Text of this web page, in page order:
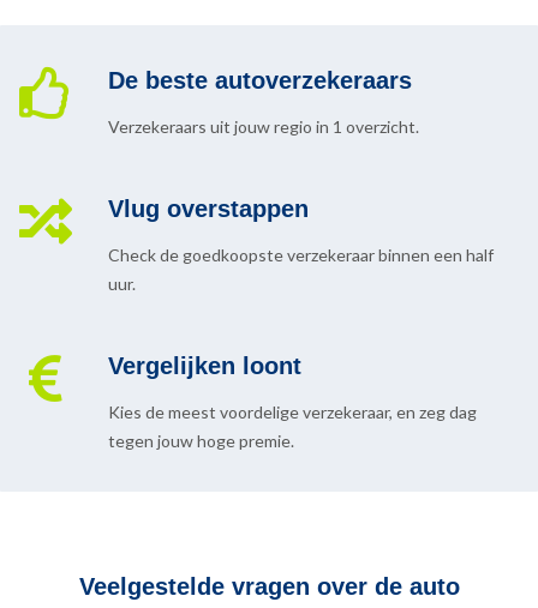
De beste autoverzekeraars
Verzekeraars uit jouw regio in 1 overzicht.
Vlug overstappen
Check de goedkoopste verzekeraar binnen een half
uur.
Vergelijken loont
Kies de meest voordelige verzekeraar, en zeg dag
tegen jouw hoge premie.
Veelgestelde vragen over de auto